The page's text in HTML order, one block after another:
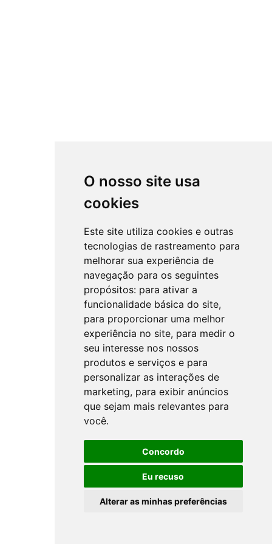
O nosso site usa
cookies
Este site utiliza cookies e outras
tecnologias de rastreamento para
melhorar sua experiência de
navegação para os seguintes
propósitos: para ativar a
funcionalidade básica do site,
para proporcionar uma melhor
experiência no site, para medir o
seu interesse nos nossos
produtos e serviços e para
personalizar as interações de
marketing, para exibir anúncios
que sejam mais relevantes para
você.
Concordo
Eu recuso
Alterar as minhas preferências